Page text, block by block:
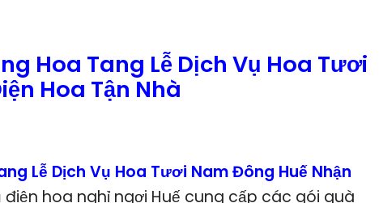
Hoa Tang Lễ Dịch Vụ Hoa Tươi
Hoa Tận Nhà
Lễ Dịch Vụ Hoa Tươi Nam Đông Huế Nhận
điện hoa nghỉ ngơi Huế cung cấp các gói quà